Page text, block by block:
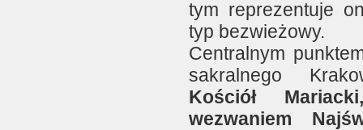
tym reprezentuje
typ bezwieżowy.
Centralnym
sakralnego
Kościół
wezwaniem